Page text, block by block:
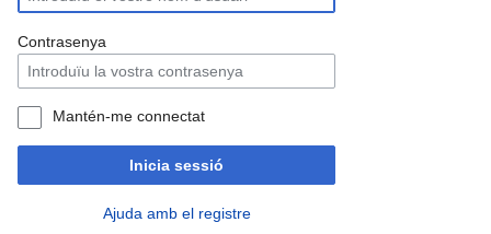
navigation
search
Contrasenya
Mantén-me connectat
Inicia sessió
Ajuda amb el registre